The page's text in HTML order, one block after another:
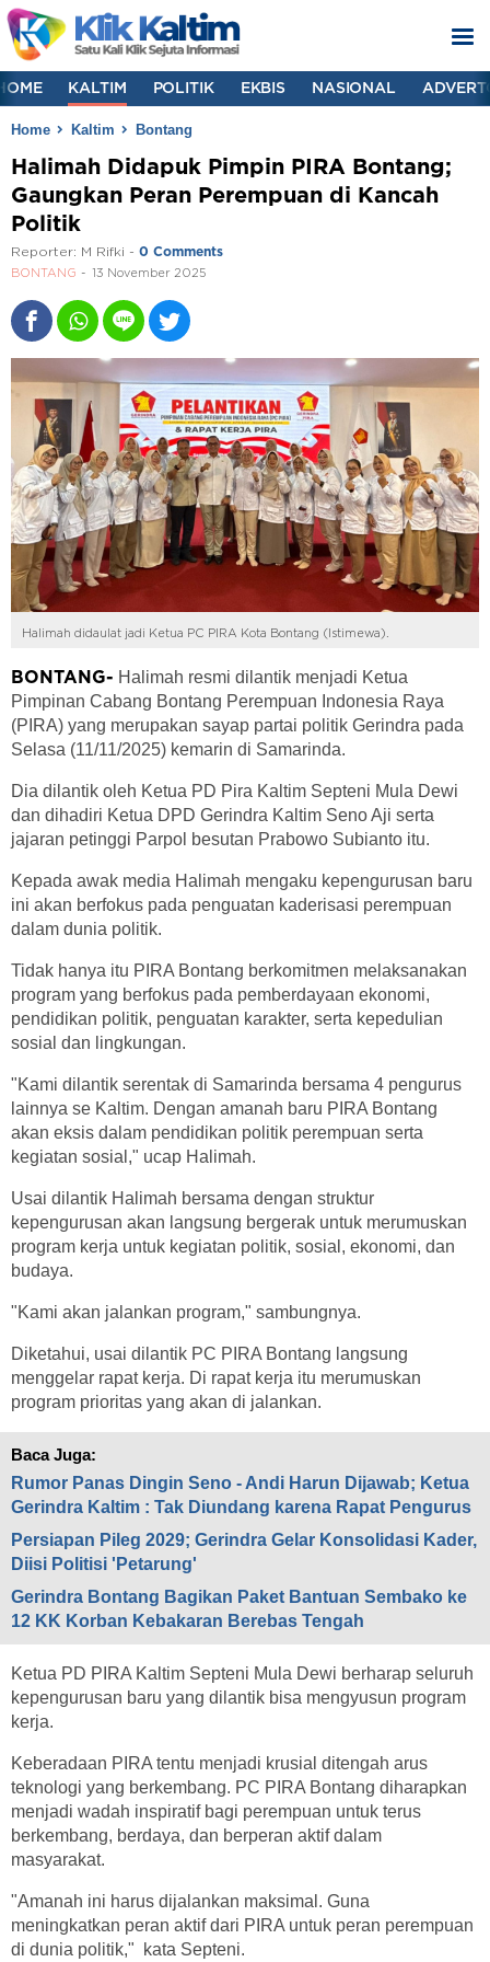
KALTIM POLITIK EKBIS NASIONAL
Home Kaltim Bontang
Halimah Didapuk Pimpin PIRA Bontang;
Gaungkan Peran Perempuan di Kancah
Politik
Reporter: M Rifki - 0 Comments
BONTANG 13 November 2025
Halimah didaulat jadi Ketua PC PIRA Kota Bontang (Istimewa).
BONTANG- Halimah resmi dilantik menjadi Ketua
Pimpinan Cabang Bontang Perempuan Indonesia Raya
(PIRA) yang merupakan sayap partai politik Gerindra pada
Selasa (11/11/2025) kemarin di Samarinda.
Dia dilantik oleh Ketua PD Pira Kaltim Septeni Mula Dewi
dan dihadiri Ketua DPD Gerindra Kaltim Seno Aji serta
jajaran petinggi Parpol besutan Prabowo Subianto itu.
Kepada awak media Halimah mengaku kepengurusan baru
ini akan berfokus pada penguatan kaderisasi perempuan
dalam dunia politik.
Tidak hanya itu PIRA Bontang berkomitmen melaksanakan
program yang berfokus pada pemberdayaan ekonomi,
pendidikan politik, penguatan karakter, serta kepedulian
sosial dan lingkungan.
"Kami dilantik serentak di Samarinda bersama 4 pengurus
lainnya se Kaltim. Dengan amanah baru PIRA Bontang
akan eksis dalam pendidikan politik perempuan serta
kegiatan sosial," ucap Halimah.
Usai dilantik Halimah bersama dengan struktur
kepengurusan akan langsung bergerak untuk merumuskan
program kerja untuk kegiatan politik, sosial, ekonomi, dan
budaya.
"Kami akan jalankan program," sambungnya.
Diketahui, usai dilantik PC PIRA Bontang langsung
menggelar rapat kerja. Di rapat kerja itu merumuskan
program prioritas yang akan di jalankan.
Baca Juga:
Rumor Panas Dingin Seno - Andi Harun Dijawab; Ketua
Gerindra Kaltim : Tak Diundang karena Rapat Pengurus
Persiapan Pileg 2029; Gerindra Gelar Konsolidasi Kader,
Diisi Politisi 'Petarung'
Gerindra Bontang Bagikan Paket Bantuan Sembako ke
12 KK Korban Kebakaran Berebas Tengah
Ketua PD PIRA Kaltim Septeni Mula Dewi berharap seluruh
kepengurusan baru yang dilantik bisa mengyusun program
kerja.
Keberadaan PIRA tentu menjadi krusial ditengah arus
teknologi yang berkembang. PC PIRA Bontang diharapkan
menjadi wadah inspiratif bagi perempuan untuk terus
berkembang, berdaya, dan berperan aktif dalam
masyarakat.
"Amanah ini harus dijalankan maksimal. Guna
meningkatkan peran aktif dari PIRA untuk peran perempuan
di dunia politik," kata Septeni.